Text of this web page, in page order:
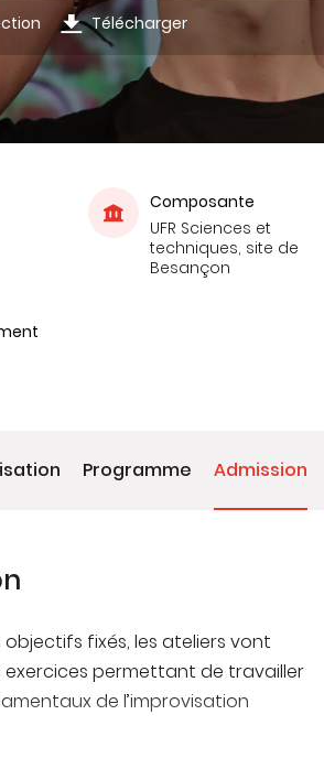
Télécharger
Composante
UFR Sciences et
techniques, site de
Besançon
Programme Admission
fixés, les ateliers vont
exercices permettant de travailler
de l’improvisation